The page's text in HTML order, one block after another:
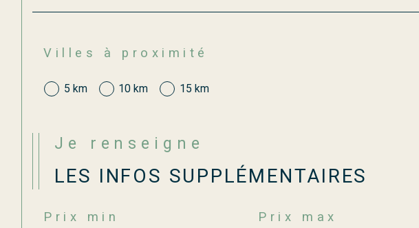
Villes à proximité
5 km 10 km 15 km
Je renseigne
LES INFOS SUPPLÉMENTAIRES
Prix min Prix max